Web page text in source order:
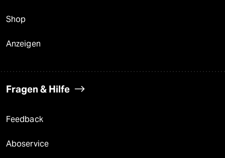
Shop
Anzeigen
Fragen & Hilfe
Feedback
Aboservice